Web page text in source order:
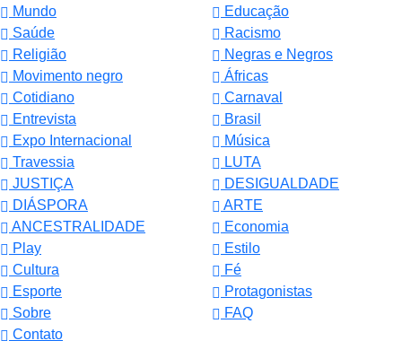
Mundo
Educação
Saúde
Racismo
Religião
Negras e Negros
Movimento negro
Áfricas
Cotidiano
Carnaval
Entrevista
Brasil
Expo Internacional
Música
Travessia
LUTA
JUSTIÇA
DESIGUALDADE
DIÁSPORA
ARTE
ANCESTRALIDADE
Economia
Play
Estilo
Cultura
Fé
Esporte
Protagonistas
Sobre
FAQ
Contato
Termos de Uso e Privacidade